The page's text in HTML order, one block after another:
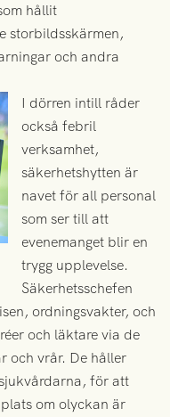
hållit
storbildsskärmen,
och andra
I dörren intill råder
också febril
verksamhet,
säkerhetshytten är
navet för all personal
som ser till att
evenemanget blir en
trygg upplevelse.
Säkerhetsschefen
ordningsvakter, och
och läktare via de
och vrår. De håller
för att
om olyckan är